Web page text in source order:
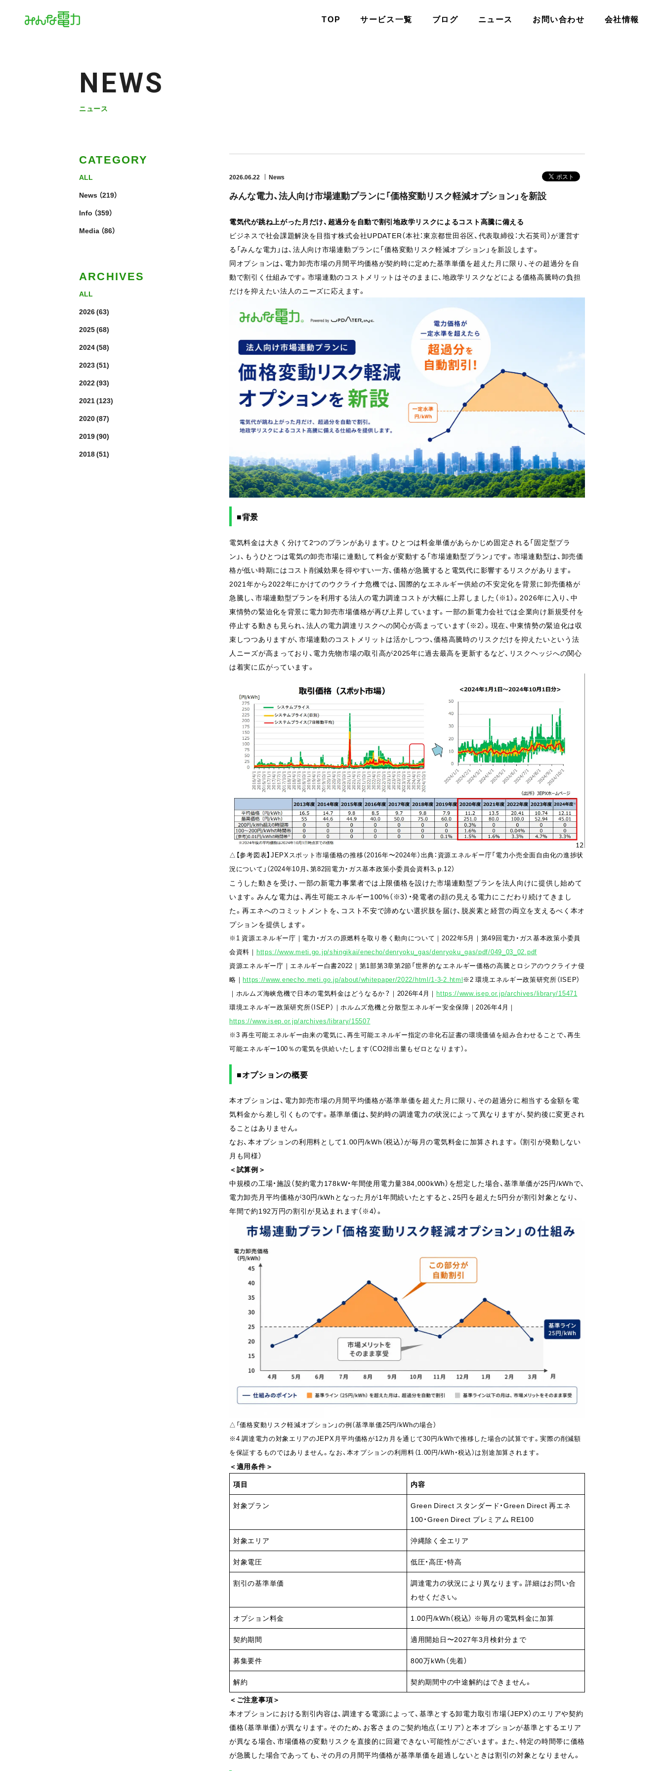
TOP サービス一覧 ブログ ニュース お問い合わせ 会社情報
NEWS
ニュース
2026.06.22 News
みんな電力、法人向け市場連動プランに「価格変動リスク軽減オプション」を新設
電気代が跳ね上がった月だけ、超過分を自動で割引地政学リスクによるコスト高騰に備える
ビジネスで社会課題解決を目指す株式会社UPDATER（本社：東京都世田谷区、代表取締役：大石英司）が運営す
る「みんな電力」は、法人向け市場連動プランに「価格変動リスク軽減オプション」を新設します。
同オプションは、電力卸売市場の月間平均価格が契約時に定めた基準単価を超えた月に限り、その超過分を自
動で割引く仕組みです。市場連動のコストメリットはそのままに、地政学リスクなどによる価格高騰時の負担
だけを抑えたい法人のニーズに応えます。
■背景
電気料金は大きく分けて2つのプランがあります。ひとつは料金単価があらかじめ固定される「固定型プラ
ン」、もうひとつは電気の卸売市場に連動して料金が変動する「市場連動型プラン」です。市場連動型は、卸売価
格が低い時期にはコスト削減効果を得やすい一方、価格が急騰すると電気代に影響するリスクがあります。
2021年から2022年にかけてのウクライナ危機では、国際的なエネルギー供給の不安定化を背景に卸売価格が
急騰し、市場連動型プランを利用する法人の電力調達コストが大幅に上昇しました（※1）。2026年に入り、中
東情勢の緊迫化を背景に電力卸売市場価格が再び上昇しています。一部の新電力会社では企業向け新規受付を
停止する動きも見られ、法人の電力調達リスクへの関心が高まっています（※2）。現在、中東情勢の緊迫化は収
束しつつありますが、市場連動のコストメリットは活かしつつ、価格高騰時のリスクだけを抑えたいという法
人ニーズが高まっており、電力先物市場の取引高が2025年に過去最高を更新するなど、リスクヘッジへの関心
は着実に広がっています。
△【参考図表】JEPXスポット市場価格の推移（2016年〜2024年）出典：資源エネルギー庁「電力小売全面自由化の進捗状
況について」（2024年10月、第82回電力・ガス基本政策小委員会資料3、p.12）
こうした動きを受け、一部の新電力事業者では上限価格を設けた市場連動型プランを法人向けに提供し始めて
います。みんな電力は、再生可能エネルギー100%（※3）・発電者の顔の見える電力にこだわり続けてきまし
た。再エネへのコミットメントを、コスト不安で諦めない選択肢を届け、脱炭素と経営の両立を支えるべく本オ
プションを提供します。
※1 資源エネルギー庁｜電力・ガスの原燃料を取り巻く動向について｜2022年5月｜第49回電力・ガス基本政策小委員
会資料｜ https://www.meti.go.jp/shingikai/enecho/denryoku_gas/denryoku_gas/pdf/049_03_02.pdf
資源エネルギー庁｜エネルギー白書2022｜第1部第3章第2節「世界的なエネルギー価格の高騰とロシアのウクライナ侵
略｜ https://www.enecho.meti.go.jp/about/whitepaper/2022/html/1-3-2.html※2 環境エネルギー政策研究所（ISEP）
｜ホルムズ海峡危機で日本の電気料金はどうなるか？｜2026年4月｜ https://www.isep.or.jp/archives/library/15471
環境エネルギー政策研究所（ISEP）｜ホルムズ危機と分散型エネルギー安全保障｜2026年4月｜
https://www.isep.or.jp/archives/library/15507
※3 再生可能エネルギー由来の電気に、再生可能エネルギー指定の非化石証書の環境価値を組み合わせることで、再生
可能エネルギー100％の電気を供給いたします（CO2排出量もゼロとなります）。
■オプションの概要
本オプションは、電力卸売市場の月間平均価格が基準単価を超えた月に限り、その超過分に相当する金額を電
気料金から差し引くものです。基準単価は、契約時の調達電力の状況によって異なりますが、契約後に変更され
ることはありません。
なお、本オプションの利用料として1.00円/kWh（税込）が毎月の電気料金に加算されます。（割引が発動しない
月も同様）
＜試算例＞
中規模の工場・施設（契約電力178kW・年間使用電力量384,000kWh）を想定した場合、基準単価が25円/kWhで、
電力卸売月平均価格が30円/kWhとなった月が1年間続いたとすると、25円を超えた5円分が割引対象となり、
年間で約192万円の割引が見込まれます（※4）。
△「価格変動リスク軽減オプション」の例（基準単価25円/kWhの場合）
※4 調達電力の対象エリアのJEPX月平均価格が12カ月を通じて30円/kWhで推移した場合の試算です。実際の削減額
を保証するものではありません。なお、本オプションの利用料（1.00円/kWh・税込）は別途加算されます。
＜適用条件＞
項目
内容
対象プラン
Green Direct スタンダード・Green Direct 再エネ
100・Green Direct プレミアム RE100
対象エリア 沖縄除く全エリア
対象電圧 低圧・高圧・特高
割引の基準単価
調達電力の状況により異なります。詳細はお問い合
わせください。
オプション料金 1.00円/kWh（税込） ※毎月の電気料金に加算
契約期間 適用開始日〜2027年3月検針分まで
募集要件 800万kWh（先着）
解約
契約期間中の中途解約はできません。
＜ご注意事項＞
本オプションにおける割引内容は、調達する電源によって、基準とする卸電力取引市場（JEPX）のエリアや契約
価格（基準単価）が異なります。そのため、お客さまのご契約地点（エリア）と本オプションが基準とするエリア
が異なる場合、市場価格の変動リスクを直接的に回避できない可能性がございます。また、特定の時間帯に価格
が急騰した場合であっても、その月の月間平均価格が基準単価を超過しないときは割引の対象となりません。
CATEGORY
ALL
News （219）
Info （359）
Media （86）
ARCHIVES
ALL
2026(63)
2025(68)
2024(58)
2023(51)
2022(93)
2021(123)
2020(87)
2019(90)
2018(51)